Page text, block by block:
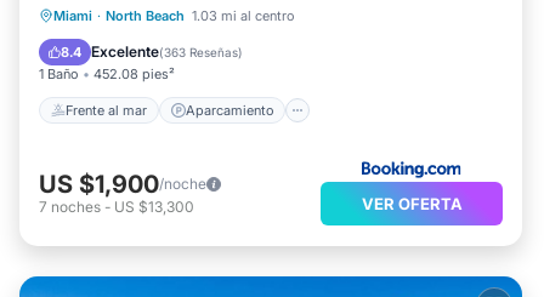
Miami · North Beach 1.03 mi al centro
8.4 Excelente(363 Reseñas)
1 Baño 452.08 pies²
Frente al mar Aparcamiento
Frente al mar Aparcamiento
Vista al mar
US $1,900/noche
7 noches - US $13,300 VER OFERTA